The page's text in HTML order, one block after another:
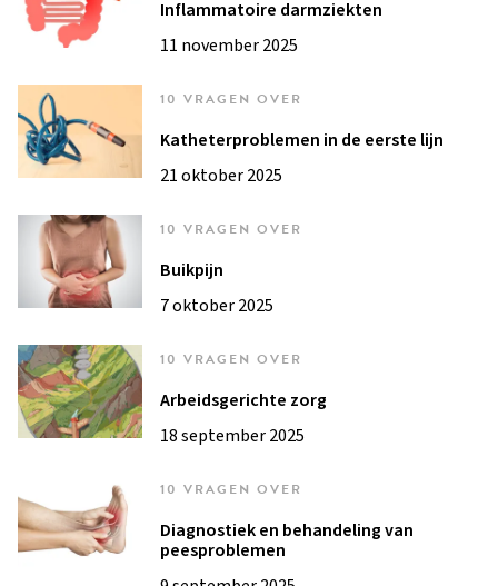
Inflammatoire darmziekten
11 november 2025
10 VRAGEN OVER
Katheterproblemen in de eerste lijn
21 oktober 2025
10 VRAGEN OVER
Buikpijn
7 oktober 2025
10 VRAGEN OVER
Arbeidsgerichte zorg
18 september 2025
10 VRAGEN OVER
Diagnostiek en behandeling van
peesproblemen